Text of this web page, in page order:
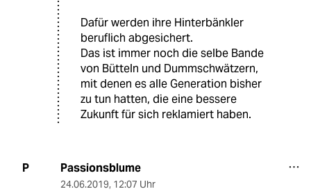
Dafür werden ihre Hinterbänkler
beruflich abgesichert.
Das ist immer noch die selbe Bande
von Bütteln und Dummschwätzern,
mit denen es alle Generation bisher
zu tun hatten, die eine bessere
Zukunft für sich reklamiert haben.
P Passionsblume
24.06.2019, 12:07 Uhr